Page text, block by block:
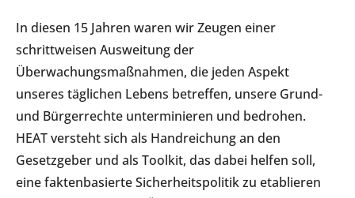
In diesen 15 Jahren waren wir Zeugen einer
schrittweisen Ausweitung der
Überwachungsmaßnahmen, die jeden Aspekt
unseres täglichen Lebens betreffen, unsere Grund-
und Bürgerrechte unterminieren und bedrohen.
HEAT versteht sich als Handreichung an den
Gesetzgeber und als Toolkit, das dabei helfen soll,
eine faktenbasierte Sicherheitspolitik zu etablieren